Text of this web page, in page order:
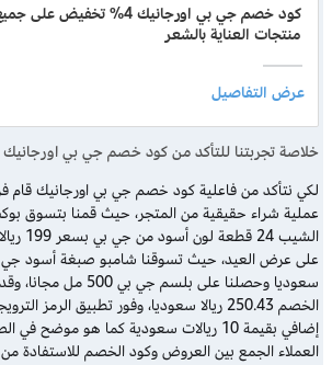
كود خصم جي بي اورجانيك 4% تخفيض على
منتجات العناية بالشعر
خلاصة تجربتنا للتأكد من كود خصم جي بي اورجانيك
لكي نتأكد من فاعلية كود خصم جي بي اورجانيك قام
عملية شراء حقيقية من المتجر، حيث قمنا بتسوق
الشيب
سعوديا وحصلنا على بلسم
الخصم 250.43 ريالا سعوديا، وفور تطبيق
إضافي بقيمة 10 ريالات سعودية كما هو موضح
العملاء الجمع بين العروض وكود الخصم